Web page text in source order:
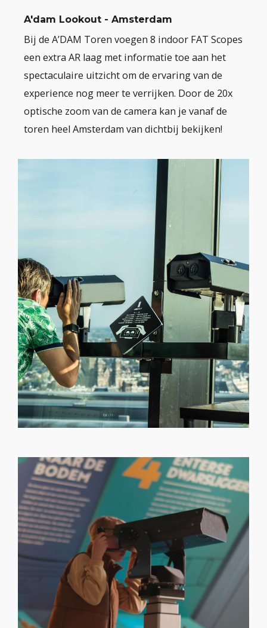
A'dam Lookout - Amsterdam
Bij de A’DAM Toren voegen 8 indoor FAT Scopes
een extra AR laag met informatie toe aan het
spectaculaire uitzicht om de ervaring van de
experience nog meer te verrijken. Door de 20x
optische zoom van de camera kan je vanaf de
toren heel Amsterdam van dichtbij bekijken!